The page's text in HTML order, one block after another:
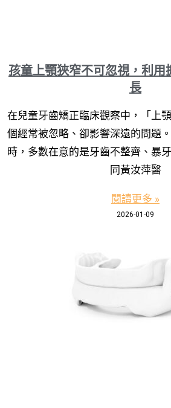
孩童上顎狹窄不可忽視，利用
長
在兒童牙齒矯正臨床觀察中，「上
個經常被忽略、卻影響深遠的問題
時，多數在意的是牙齒不整齊、暴
同黃汝萍醫
閱讀更多 »
2026-01-09